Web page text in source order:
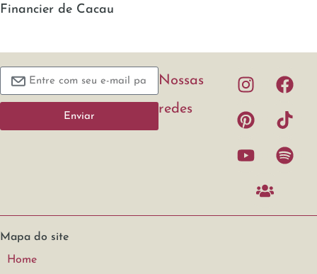
Financier de Cacau
Enviar
Nossas
redes
Mapa do site
Home